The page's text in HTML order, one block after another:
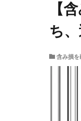
【
ち
含み損を